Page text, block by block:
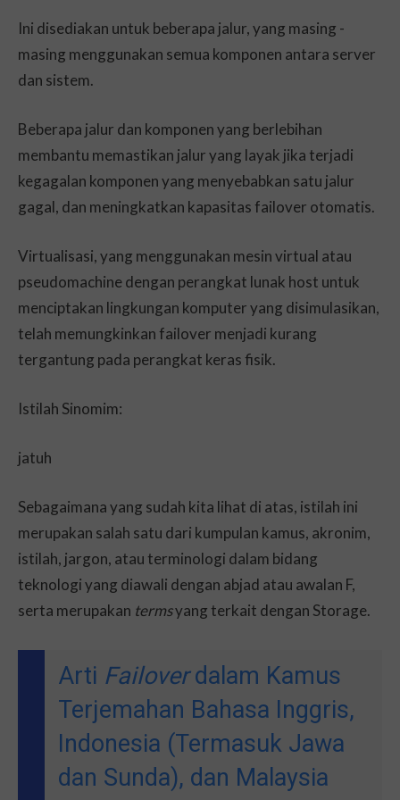
Ini disediakan untuk beberapa jalur, yang masing -
masing menggunakan semua komponen antara server
dan sistem.
Beberapa jalur dan komponen yang berlebihan
membantu memastikan jalur yang layak jika terjadi
kegagalan komponen yang menyebabkan satu jalur
gagal, dan meningkatkan kapasitas failover otomatis.
Virtualisasi, yang menggunakan mesin virtual atau
pseudomachine dengan perangkat lunak host untuk
menciptakan lingkungan komputer yang disimulasikan,
telah memungkinkan failover menjadi kurang
tergantung pada perangkat keras fisik.
Istilah Sinomim:
jatuh
Sebagaimana yang sudah kita lihat di atas, istilah ini
merupakan salah satu dari kumpulan kamus, akronim,
istilah, jargon, atau terminologi dalam bidang
teknologi yang diawali dengan abjad atau awalan F,
serta merupakan termsyang terkait dengan Storage.
Arti Failoverdalam Kamus
Terjemahan Bahasa Inggris,
Indonesia (Termasuk Jawa
dan Sunda), dan Malaysia